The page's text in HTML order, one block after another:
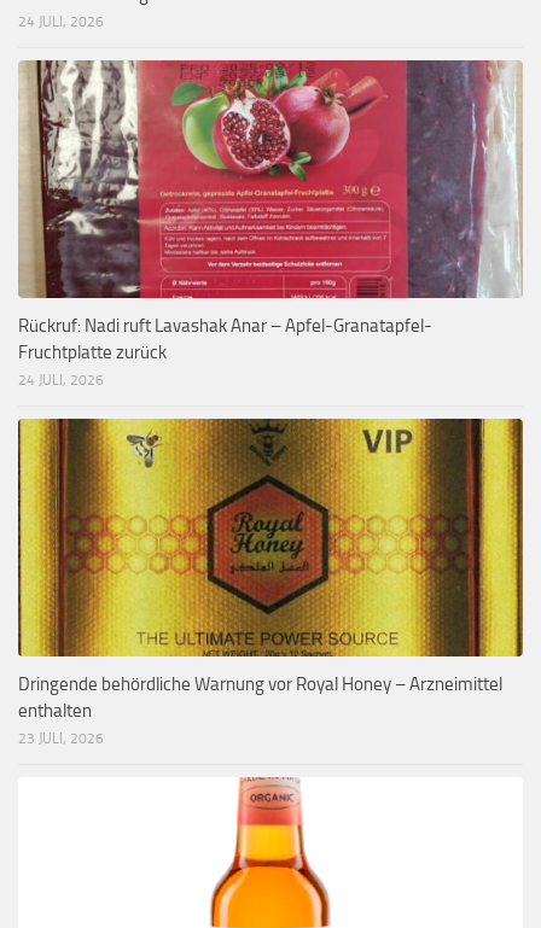
24 JULI, 2026
Rückruf: Nadi ruft Lavashak Anar – Apfel-Granatapfel-
Fruchtplatte zurück
24 JULI, 2026
Dringende behördliche Warnung vor Royal Honey – Arzneimittel
enthalten
23 JULI, 2026